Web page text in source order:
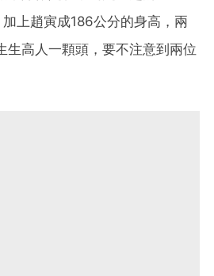
上趙寅成186公分的身高，兩
生高人一顆頭，要不注意到兩位